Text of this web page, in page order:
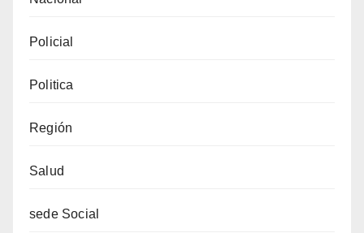
Policial
Politica
Región
Salud
sede Social